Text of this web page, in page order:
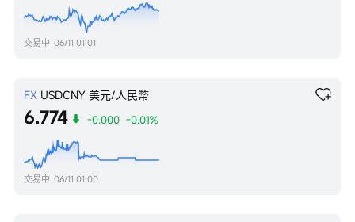
交易中 06/11 01:01
FX USDCNY 美元/人民幣
6.774 -0.000 -0.01%
交易中 06/11 01:00